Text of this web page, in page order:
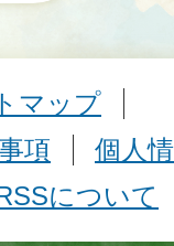
マップ
項
個人
について